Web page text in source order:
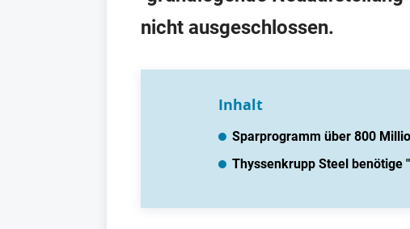
nicht ausgeschlossen.
Inhalt
Sparprogramm über 800
Thyssenkrupp Steel benötige